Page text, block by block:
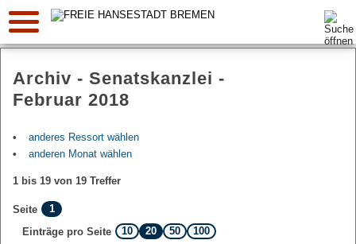
Suche:
Archiv - Senatskanzlei -
Februar 2018
anderes Ressort wählen
anderen Monat wählen
1 bis 19 von 19 Treffer
Seite
1
Einträge pro Seite
10 20 50 100